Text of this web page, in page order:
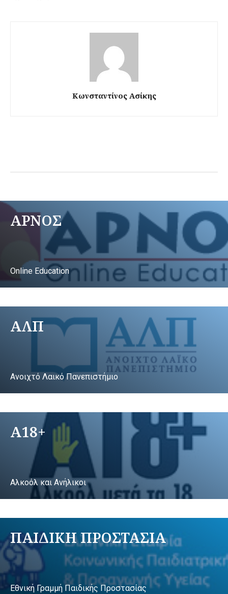
Κωνσταντίνος Ασίκης
ΑΡΝΟΣ
Online Education
ΑΛΠ
Ανοιχτό Λαικό Πανεπιστήμιο
A18+
Αλκοόλ και Ανήλικοι
ΠΑΙΔΙΚΗ ΠΡΟΣΤΑΣΙΑ
Εθνική Γραμμή Παιδικής Προστασίας